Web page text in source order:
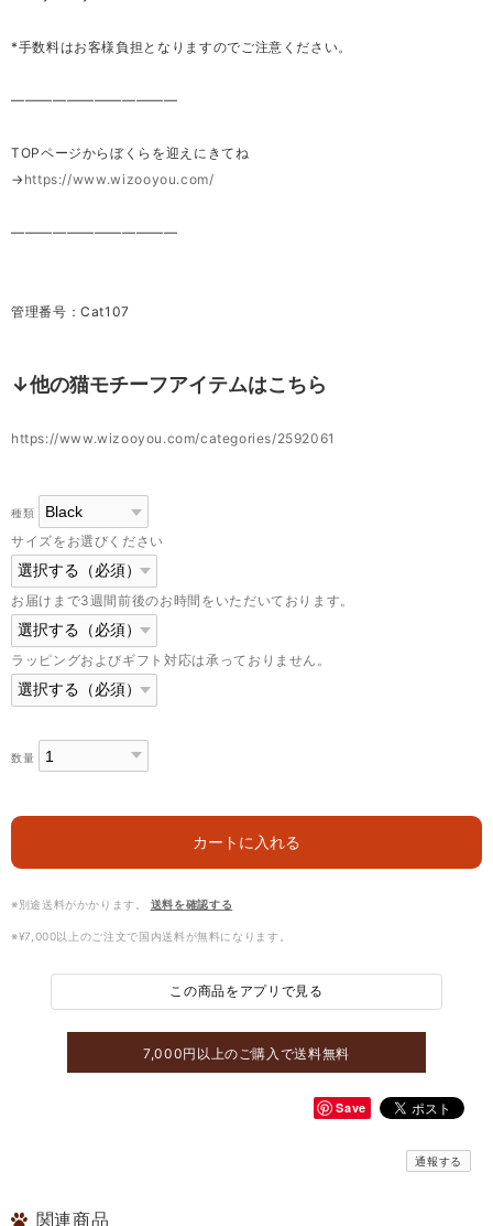
*手数料はお客様負担となりますのでご注意ください。
————————————
TOPページからぼくらを迎えにきてね
→ https://www.wizooyou.com/
————————————
管理番号：Cat107
↓他の猫モチーフアイテムはこちら
https://www.wizooyou.com/categories/2592061
種類
サイズをお選びください
お届けまで3週間前後のお時間をいただいております。
ラッピングおよびギフト対応は承っておりません。
数量
カートに入れる
※別途送料がかかります。 送料を確認する
※¥7,000以上のご注文で国内送料が無料になります。
この商品をアプリで見る
7,000円以上のご購入で送料無料
Save
通報する
関連商品